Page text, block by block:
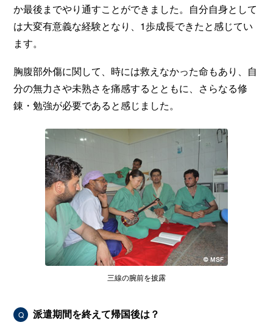
三線の腕前を披露
か最後までやり通すことができました。自分自身として
は大変有意義な経験となり、1歩成長できたと感じてい
ます。
胸腹部外傷に関して、時には救えなかった命もあり、自
分の無力さや未熟さを痛感するとともに、さらなる修
錬・勉強が必要であると感じました。
Q 派遣期間を終えて帰国後は？